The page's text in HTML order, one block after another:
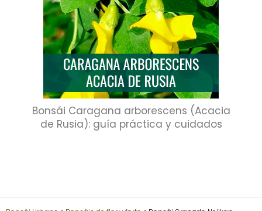
Bonsái Caragana arborescens (Acacia
de Rusia): guía práctica y cuidados